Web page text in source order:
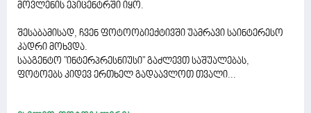
მოვლენის ეპიცენტრში იყო.
შესაბამისად, ჩვენ ფოტოობიექტივში უამრავი საინტერესო
კადრი მოხვდა.
სააგენტო "ინტერპრესნიუსი" გაძლევთ საშუალებას,
ფოტოებს კიდევ ერთხელ გადაავლოთ თვალი...